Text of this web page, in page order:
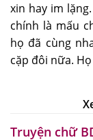
xin hay im
chính là mấu
họ đã cùng
cặp đôi nữa.
Truyện chữ